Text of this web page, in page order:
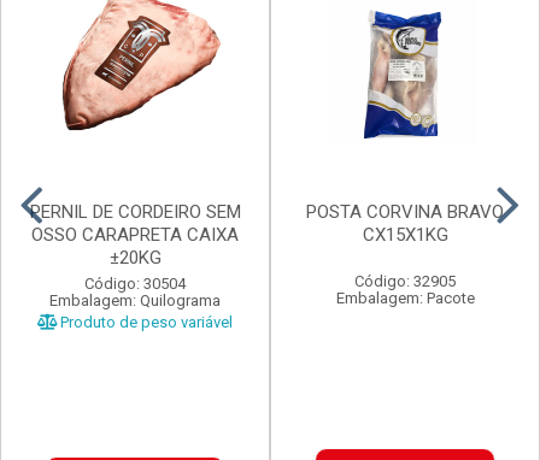
PERNIL DE CORDEIRO SEM
OSSO CARAPRETA CAIXA
±20KG
Código: 30504
Embalagem: Quilograma
Produto de peso variável
POSTA CORVINA BRAVO
CX15X1KG
Código: 32905
Embalagem: Pacote